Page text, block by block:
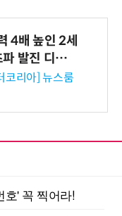
4배 높인 2세
발진 디바이
코리아] 뉴스룸